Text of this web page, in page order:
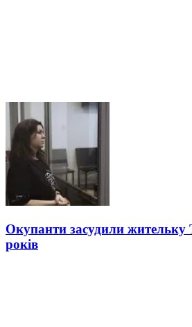
Окупанти засудили жительку
років